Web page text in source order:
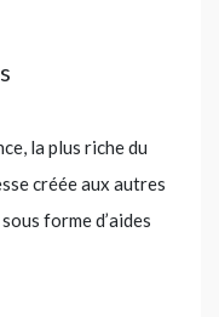
la plus riche du
créée aux autres
forme d’aides